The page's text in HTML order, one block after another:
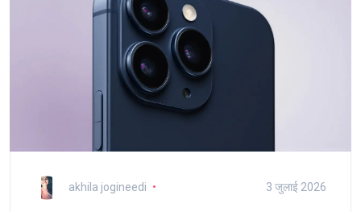
akhila jogineedi 3 जुलाई 2026